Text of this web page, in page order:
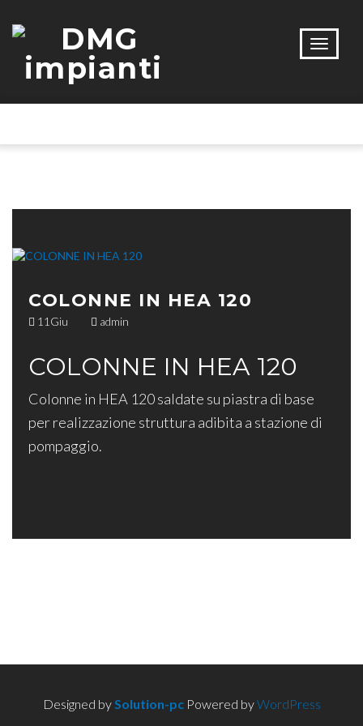
COLONNE IN HEA 120
11 Giu admin
COLONNE IN HEA 120
Colonne in HEA 120 saldate su piastra di base
per realizzazione struttura adibita a stazione di
pompaggio.
Designed by Solution-pcPowered byWordPress